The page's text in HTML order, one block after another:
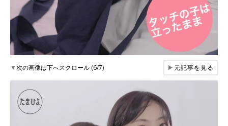
▼次の画像は下へスクロール (6/7) ▶元記事を見る